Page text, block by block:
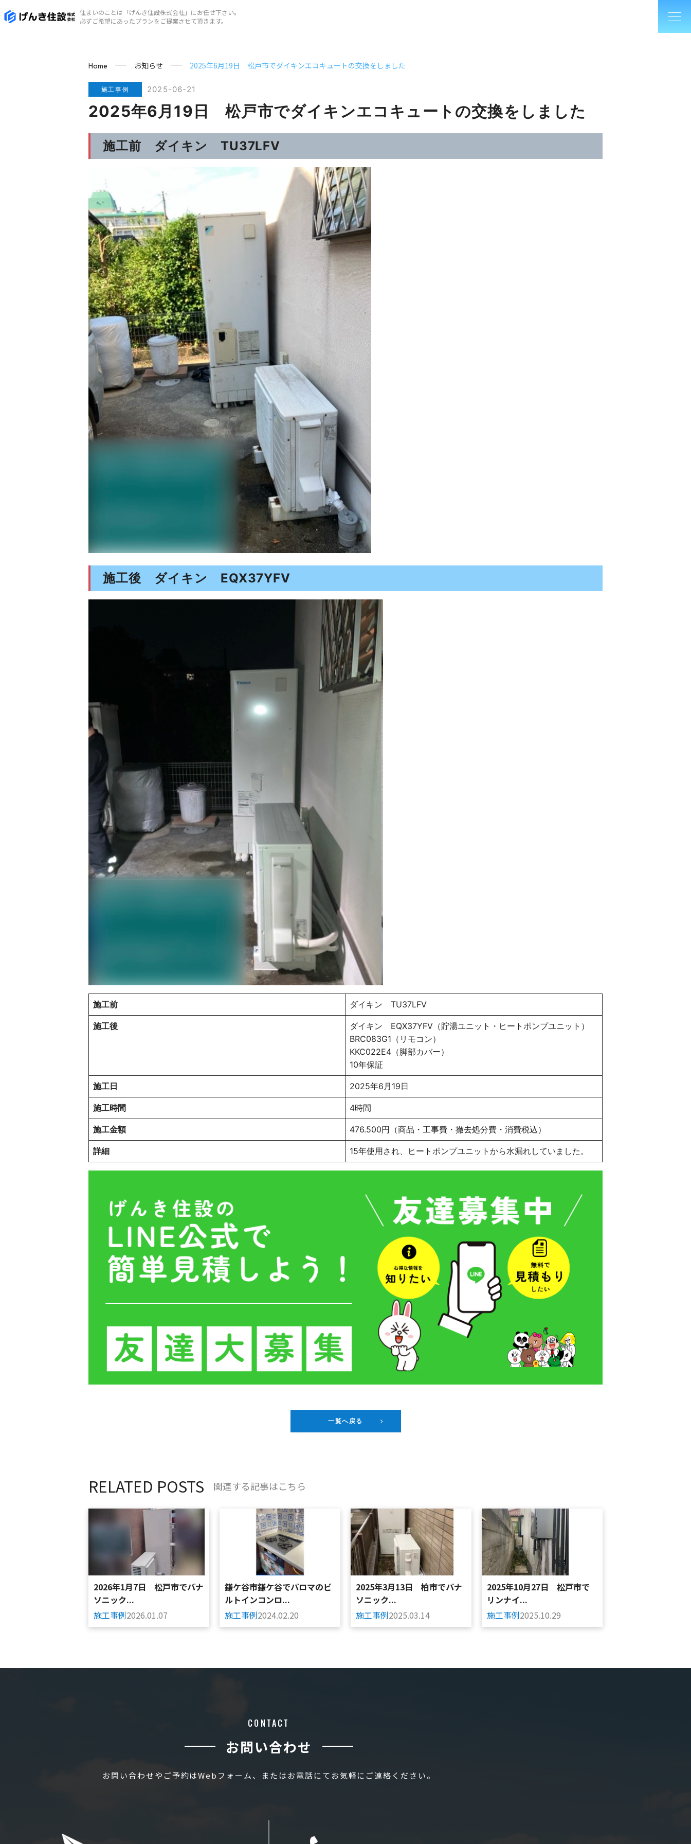
住まいのことは「げんき住設株式会社」にお任せ下さい。
必ずご希望にあったプランをご提案させて頂きます。
Home お知らせ 2025年6月19日 松戸市でダイキンエコキュートの交換をしました
施工事例 2025-06-21
2025年6月19日 松戸市でダイキンエコキュートの交換をしました
施工前 ダイキン TU37LFV
施工後 ダイキン EQX37YFV
施工前 ダイキン TU37LFV
施工後
ダイキン EQX37YFV（貯湯ユニット・ヒートポンプユニット）
BRC083G1（リモコン）
KKC022E4（脚部カバー）
10年保証
施工日 2025年6月19日
施工時間 4時間
施工金額 476.500円（商品・工事費・撤去処分費・消費税込）
詳細 15年使用され、ヒートポンプユニットから水漏れしていました。
一覧へ戻る
RELATED POSTS 関連する記事はこちら
2026年1月7日 松戸市でパナ
ソニック...
施工事例2026.01.07
鎌ケ谷市鎌ケ谷でパロマのビ
ルトインコンロ...
施工事例2024.02.20
2025年3月13日 柏市でパナ
ソニック...
施工事例2025.03.14
2025年10月27日 松戸市で
リンナイ...
施工事例2025.10.29
CONTACT
お問い合わせ
お問い合わせやご予約はWebフォーム、またはお電話にてお気軽にご連絡ください。